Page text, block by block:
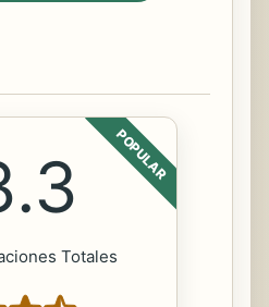
POPULAR
Totales